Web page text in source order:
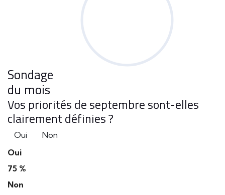
Sondage
du mois
Vos priorités de septembre sont-elles
clairement définies ?
Oui
Non
Oui
75 %
Non